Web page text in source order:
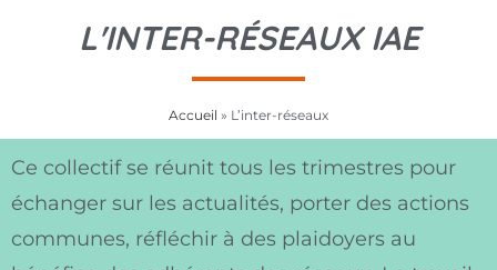
L'INTER-RÉSEAUX IAE
Accueil » L’inter-réseaux
Ce collectif se réunit tous les trimestres pour
échanger sur les actualités, porter des actions
communes, réfléchir à des plaidoyers au